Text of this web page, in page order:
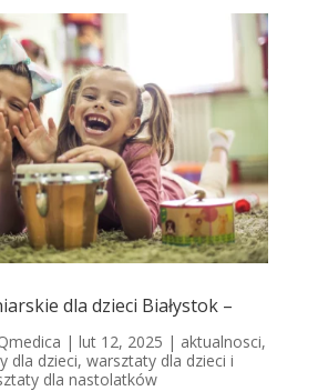
dla dzieci Białystok –
| lut 12, 2025 | aktualnosci,
dla dzieci, warsztaty dla dzieci i
dla nastolatków